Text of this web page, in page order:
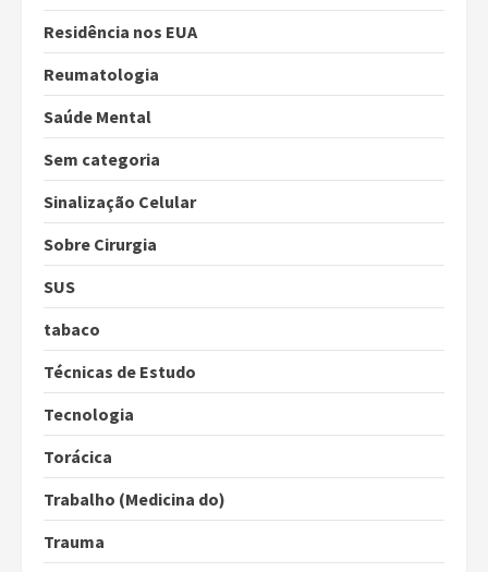
Residência nos EUA
Reumatologia
Saúde Mental
Sem categoria
Sinalização Celular
Sobre Cirurgia
SUS
tabaco
Técnicas de Estudo
Tecnologia
Torácica
Trabalho (Medicina do)
Trauma